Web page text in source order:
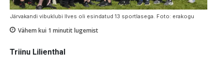
Järvakandi vibuklubi Ilves oli esindatud 13 sportlasega. Foto: erakogu
Vähem kui 1 minutit lugemist
Triinu Lilienthal